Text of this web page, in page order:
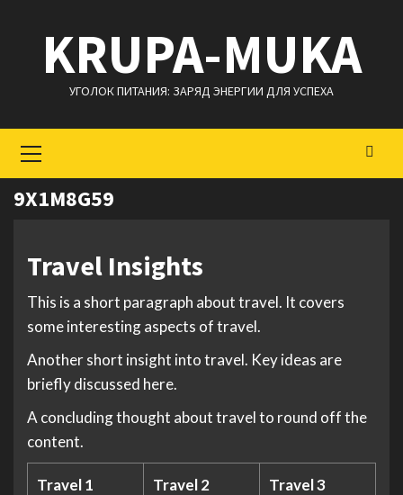
содержимому
KRUPA-MUKA
УГОЛОК ПИТАНИЯ: ЗАРЯД ЭНЕРГИИ ДЛЯ УСПЕХА
меню
9X1M8G59
Travel Insights
This is a short paragraph about travel. It covers
some interesting aspects of travel.
Another short insight into travel. Key ideas are
briefly discussed here.
A concluding thought about travel to round off the
content.
Travel 1 Travel 2 Travel 3